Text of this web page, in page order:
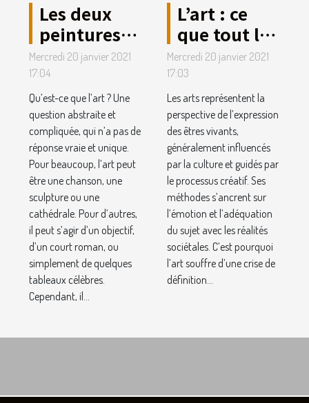
Les deux
peintures
les plus
célèbres de
tous les
temps.
Mercredi 20 janvier 2021
17:04
Qu’est-ce que l’art ? Une
question abstraite et
compliquée, qui n’a pas de
réponse vraie et unique.
Pour beaucoup, l’art peut
être une chanson, une
sculpture ou une
cathédrale. Pour d’autres,
il peut s’agir d’un objectif,
d’un court roman, ou
simplement de quelques
tableaux célèbres.
Cependant, il...
L’art : ce
que tout le
monde
devrait en
savoir.
Mercredi 20 janvier 2021
17:03
Les arts représentent la
perspective de l’expression
des êtres vivants,
généralement influencés
par la culture et guidés par
le processus créatif. Ses
méthodes s’ancrent sur
l’émotion et l’adéquation
du sujet avec les réalités
sociétales. C’est pourquoi
l’art souffre d’une crise de
définition...